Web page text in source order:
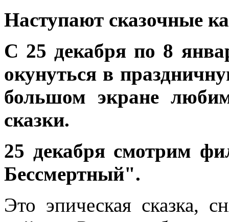
Наступают сказочные
С 25 декабря по 8
окунуться в
большом экране
сказки.
25 декабря смотрим
Бессмертный".
Это эпическая сказка,